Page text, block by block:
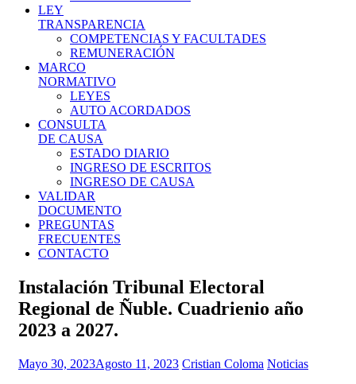
LEY
TRANSPARENCIA
COMPETENCIAS Y FACULTADES
REMUNERACIÓN
MARCO
NORMATIVO
LEYES
AUTO ACORDADOS
CONSULTA
DE CAUSA
ESTADO DIARIO
INGRESO DE ESCRITOS
INGRESO DE CAUSA
VALIDAR
DOCUMENTO
PREGUNTAS
FRECUENTES
CONTACTO
Instalación Tribunal Electoral
Regional de Ñuble. Cuadrienio año
2023 a 2027.
Mayo 30, 2023Agosto 11, 2023 Cristian Coloma Noticias